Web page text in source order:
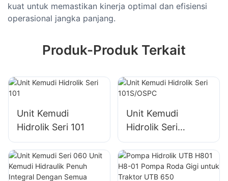
kuat untuk memastikan kinerja optimal dan efisiensi
operasional jangka panjang.
Produk-Produk Terkait
Unit Kemudi
Hidrolik Seri 101
Unit Kemudi
Hidrolik Seri
101S/OSPC